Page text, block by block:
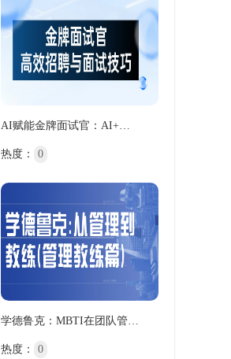
AI赋能金牌面试官：AI+…
热度： 0
学德鲁克：MBTI在团队管…
热度： 0